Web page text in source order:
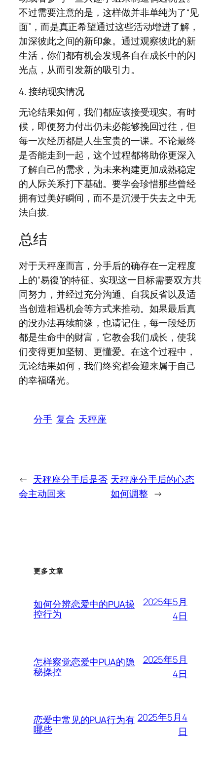
不过需要注意的是，这样做并非单纯为了“见
面”，而是真正希望通过这些活动增进了解，
加深彼此之间的新印象。通过观察彼此的新
生活，你们都有机会发现各自在成长中的闪
光点，从而引发新的吸引力。
4. 接纳现实情况
无论结果如何，我们都应该接受现实。有时
候，即便努力付出仍未必能够挽回过往，但
每一次经历都是人生宝贵的一课。不论最终
是否能走到一起，这个过程都将助你更深入
了解自己的需求，为未来构建更加成熟稳定
的人际关系打下基础。要学会珍惜那些曾经
拥有过美好瞬间，而不是沉浸于失去之中无
法自拔.
总结
对于天秤座而言，分手后的确存在一定程度
上的“易復”的特征。实现这一目标需要双方共
同努力，并经过充分沟通、自我反省以及适
当创造相遇机会等方式来推动。如果最后真
的没办法再续前缘，也请记住，每一段经历
都是生命中的财富，它教会我们成长，使我
们变得更加坚韧、更懂爱。在这个过程中，
无论结果如何，我们终究都会迎来属于自己
的幸福曙光。
分手 复合 天秤座
← 天秤座分手后是否
会主动回来
天秤座分手后的心态
如何调整 →
更多文章
如何分辨恋爱中的PUA操
控行为
2025年5月
4日
怎样察觉恋爱中PUA的隐
秘操控
2025年5月
4日
恋爱中常见的PUA行为有
哪些
2025年5月4
日